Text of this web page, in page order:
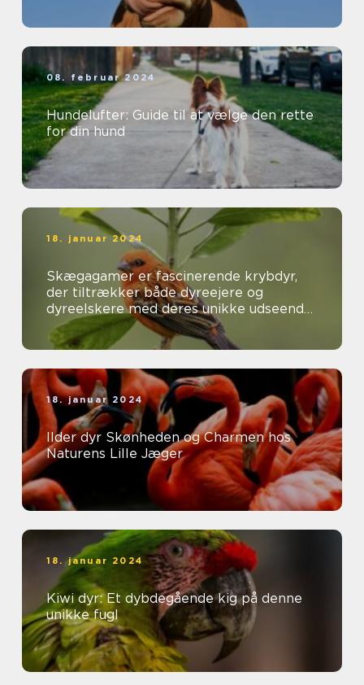
08. februar 2024
Hundelufter: Guide til at vælge den rette
for din hund
18. januar 2024
Skægagamer er fascinerende krybdyr,
der tiltrækker både dyreejere og
dyreelskere med deres unikke udseende
og interessante adfærd
18. januar 2024
Ilder dyr Skønheden og Charmen hos
Naturens Lille Jæger
18. januar 2024
Kiwi dyr: Et dybdegående kig på denne
unikke fugl